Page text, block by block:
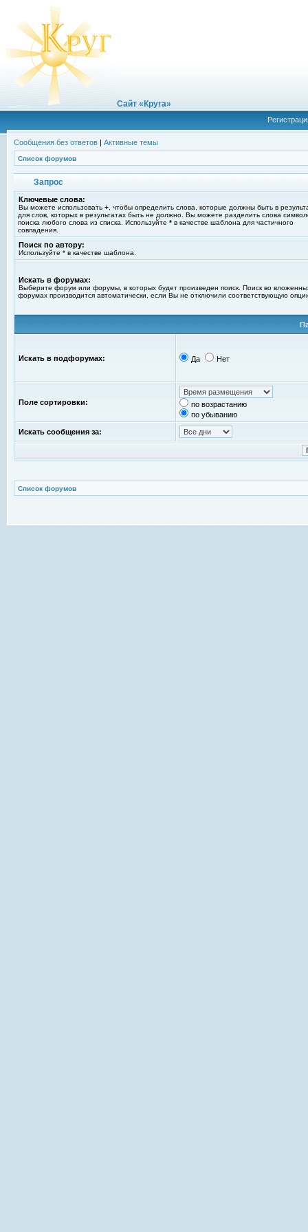
Сайт «Круга»
Сообщения без ответов | Активные темы
Список форумов
Запрос
Ключевые слова:
Вы можете использовать + , чтобы определить слова, которые должны быть в
для слов, которых в результатах быть не должно. Вы можете разделить слова
поиска любого слова из списка. Используйте * в качестве шаблона для частичного
совпадения.
Поиск по автору:
Используйте * в качестве шаблона.
Искать в форумах:
Выберите форум или форумы, в которых будет произведен поиск. Поиск во
форумах производится автоматически, если Вы не отключили соответствующую
Искать в подфорумах: Да Нет
Поле сортировки:
по возрастанию
по убыванию
Искать сообщения за:
Список форумов